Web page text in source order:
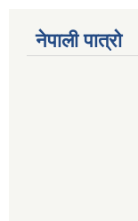
नेपाली पात्रो